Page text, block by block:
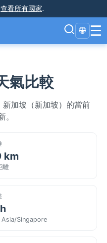
查看所有國家.
🌐 ☰
氣比較
加坡（新加坡）的當前
km
離
Asia/Singapore